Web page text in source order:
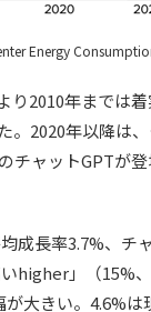
Energy
2010年までは
2020年以降は
ャットGPTが
成長率3.7%、チ
」（15%
大きい。4.6%